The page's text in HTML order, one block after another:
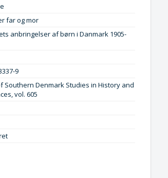
far og mor
anbringelser af børn i Danmark 1905-
9
Southern Denmark Studies in History and
vol. 605